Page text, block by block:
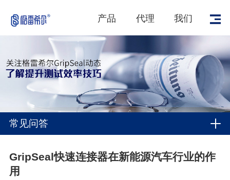
产品 代理 我们
常见问答
GripSeal快速连接器在新能源汽车行业的作
用